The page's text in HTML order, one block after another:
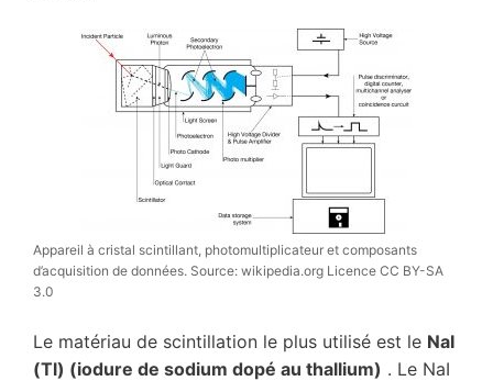
Appareil à cristal scintillant, photomultiplicateur et composants
d’acquisition de données. Source: wikipedia.org Licence CC BY-SA
3.0
Le matériau de scintillation le plus utilisé est le NaI
(Tl) (iodure de sodium dopé au thallium) . Le NaI